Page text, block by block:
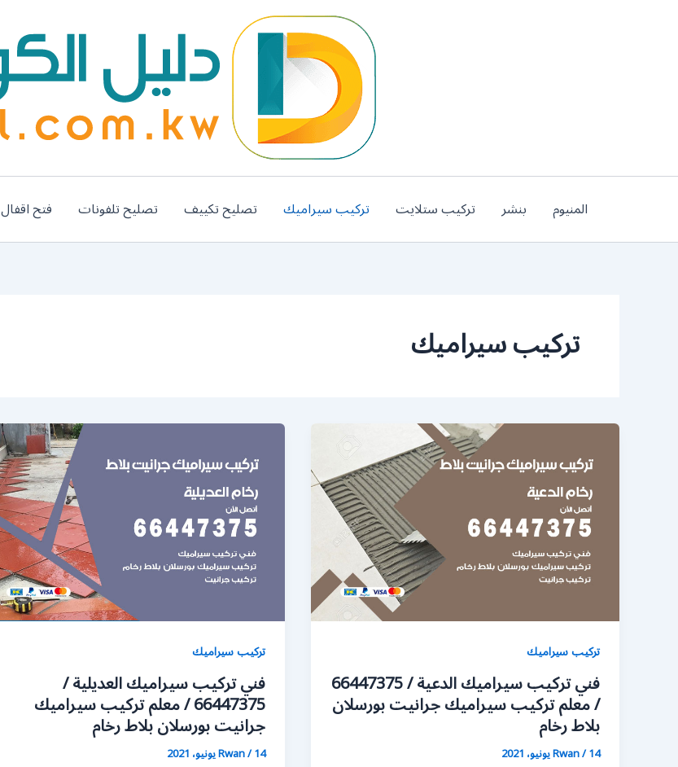
المنيوم بنشر تركيب ستلايت تركيب سيراميك تصليح تكييف تصليح تلفونات فتح اقفال
تركيب سيراميك
تركيب سيراميك
فني تركيب سيراميك الدعية / 66447375
/ معلم تركيب سيراميك جرانيت بورسلان
بلاط رخام
Rwan/14 يونيو، 2021
تركيب سيراميك
فني تركيب سيراميك العديلية /
66447375 / معلم تركيب سيراميك
جرانيت بورسلان بلاط رخام
Rwan/14 يونيو، 2021